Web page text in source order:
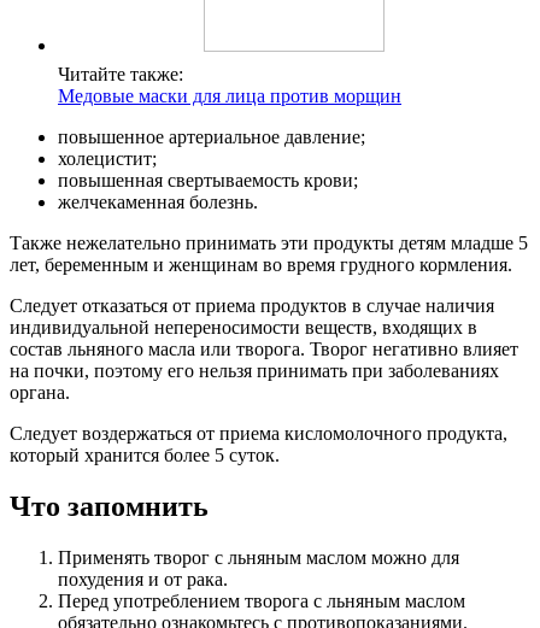
Читайте также:
Медовые маски для лица против морщин
повышенное артериальное давление;
холецистит;
повышенная свертываемость крови;
желчекаменная болезнь.
Также нежелательно принимать эти продукты детям младше 5
лет, беременным и женщинам во время грудного кормления.
Следует отказаться от приема продуктов в случае наличия
индивидуальной непереносимости веществ, входящих в
состав льняного масла или творога. Творог негативно влияет
на почки, поэтому его нельзя принимать при заболеваниях
органа.
Следует воздержаться от приема кисломолочного продукта,
который хранится более 5 суток.
Что запомнить
Применять творог с льняным маслом можно для
похудения и от рака.
Перед употреблением творога с льняным маслом
обязательно ознакомьтесь с противопоказаниями.